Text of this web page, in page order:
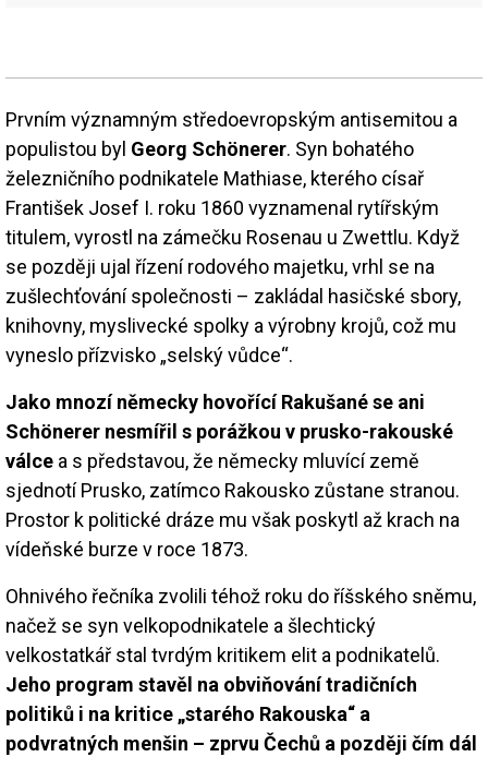
Prvním významným středoevropským antisemitou a
populistou byl Georg Schönerer. Syn bohatého
železničního podnikatele Mathiase, kterého císař
František Josef I. roku 1860 vyznamenal rytířským
titulem, vyrostl na zámečku Rosenau u Zwettlu. Když
se později ujal řízení rodového majetku, vrhl se na
zušlechťování společnosti – zakládal hasičské sbory,
knihovny, myslivecké spolky a výrobny krojů, což mu
vyneslo přízvisko „selský vůdce“.
Jako mnozí německy hovořící Rakušané se ani
Schönerer nesmířil s porážkou v prusko-rakouské
válce a s představou, že německy mluvící země
sjednotí Prusko, zatímco Rakousko zůstane stranou.
Prostor k politické dráze mu však poskytl až krach na
vídeňské burze v roce 1873.
Ohnivého řečníka zvolili téhož roku do říšského sněmu,
načež se syn velkopodnikatele a šlechtický
velkostatkář stal tvrdým kritikem elit a podnikatelů.
Jeho program stavěl na obviňování tradičních
politiků i na kritice „starého Rakouska“ a
podvratných menšin – zprvu Čechů a později čím dál